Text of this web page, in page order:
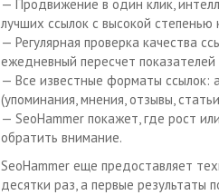
— Продвижение в один клик,
лучших ссылок с высокой
— Регулярная проверка качества
ежедневный пересчет показателей
— Все известные форматы ссылок:
(упоминания, мнения, отзывы,
— SeoHammer покажет, где рост
обратить внимание.
SeoHammer еще предоставляет
десятки раз, а первые результаты